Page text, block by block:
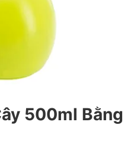
500ml Bằng